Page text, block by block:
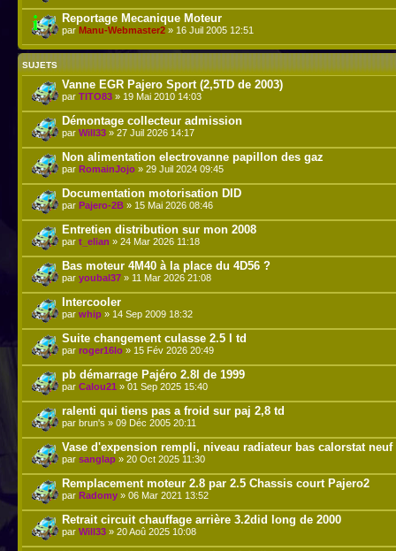
Reportage Mecanique Moteur
par Manu-Webmaster2 » 16 Juil 2005 12:51
SUJETS
Vanne EGR Pajero Sport (2,5TD de 2003)
par TITO83 » 19 Mai 2010 14:03
Démontage collecteur admission
par Will33 » 27 Juil 2026 14:17
Non alimentation electrovanne papillon des gaz
par RomainJojo » 29 Juil 2024 09:45
Documentation motorisation DID
par Pajero-2B » 15 Mai 2026 08:46
Entretien distribution sur mon 2008
par t_elian » 24 Mar 2026 11:18
Bas moteur 4M40 à la place du 4D56 ?
par youbal37 » 11 Mar 2026 21:08
Intercooler
par whip » 14 Sep 2009 18:32
Suite changement culasse 2.5 l td
par roger16lo » 15 Fév 2026 20:49
pb démarrage Pajéro 2.8l de 1999
par Calou21 » 01 Sep 2025 15:40
ralenti qui tiens pas a froid sur paj 2,8 td
par brun's » 09 Déc 2005 20:11
Vase d'expension rempli, niveau radiateur bas calorstat neuf
par sanglap » 20 Oct 2025 11:30
Remplacement moteur 2.8 par 2.5 Chassis court Pajero2
par Radomy » 06 Mar 2021 13:52
Retrait circuit chauffage arrière 3.2did long de 2000
par Will33 » 20 Aoû 2025 10:08